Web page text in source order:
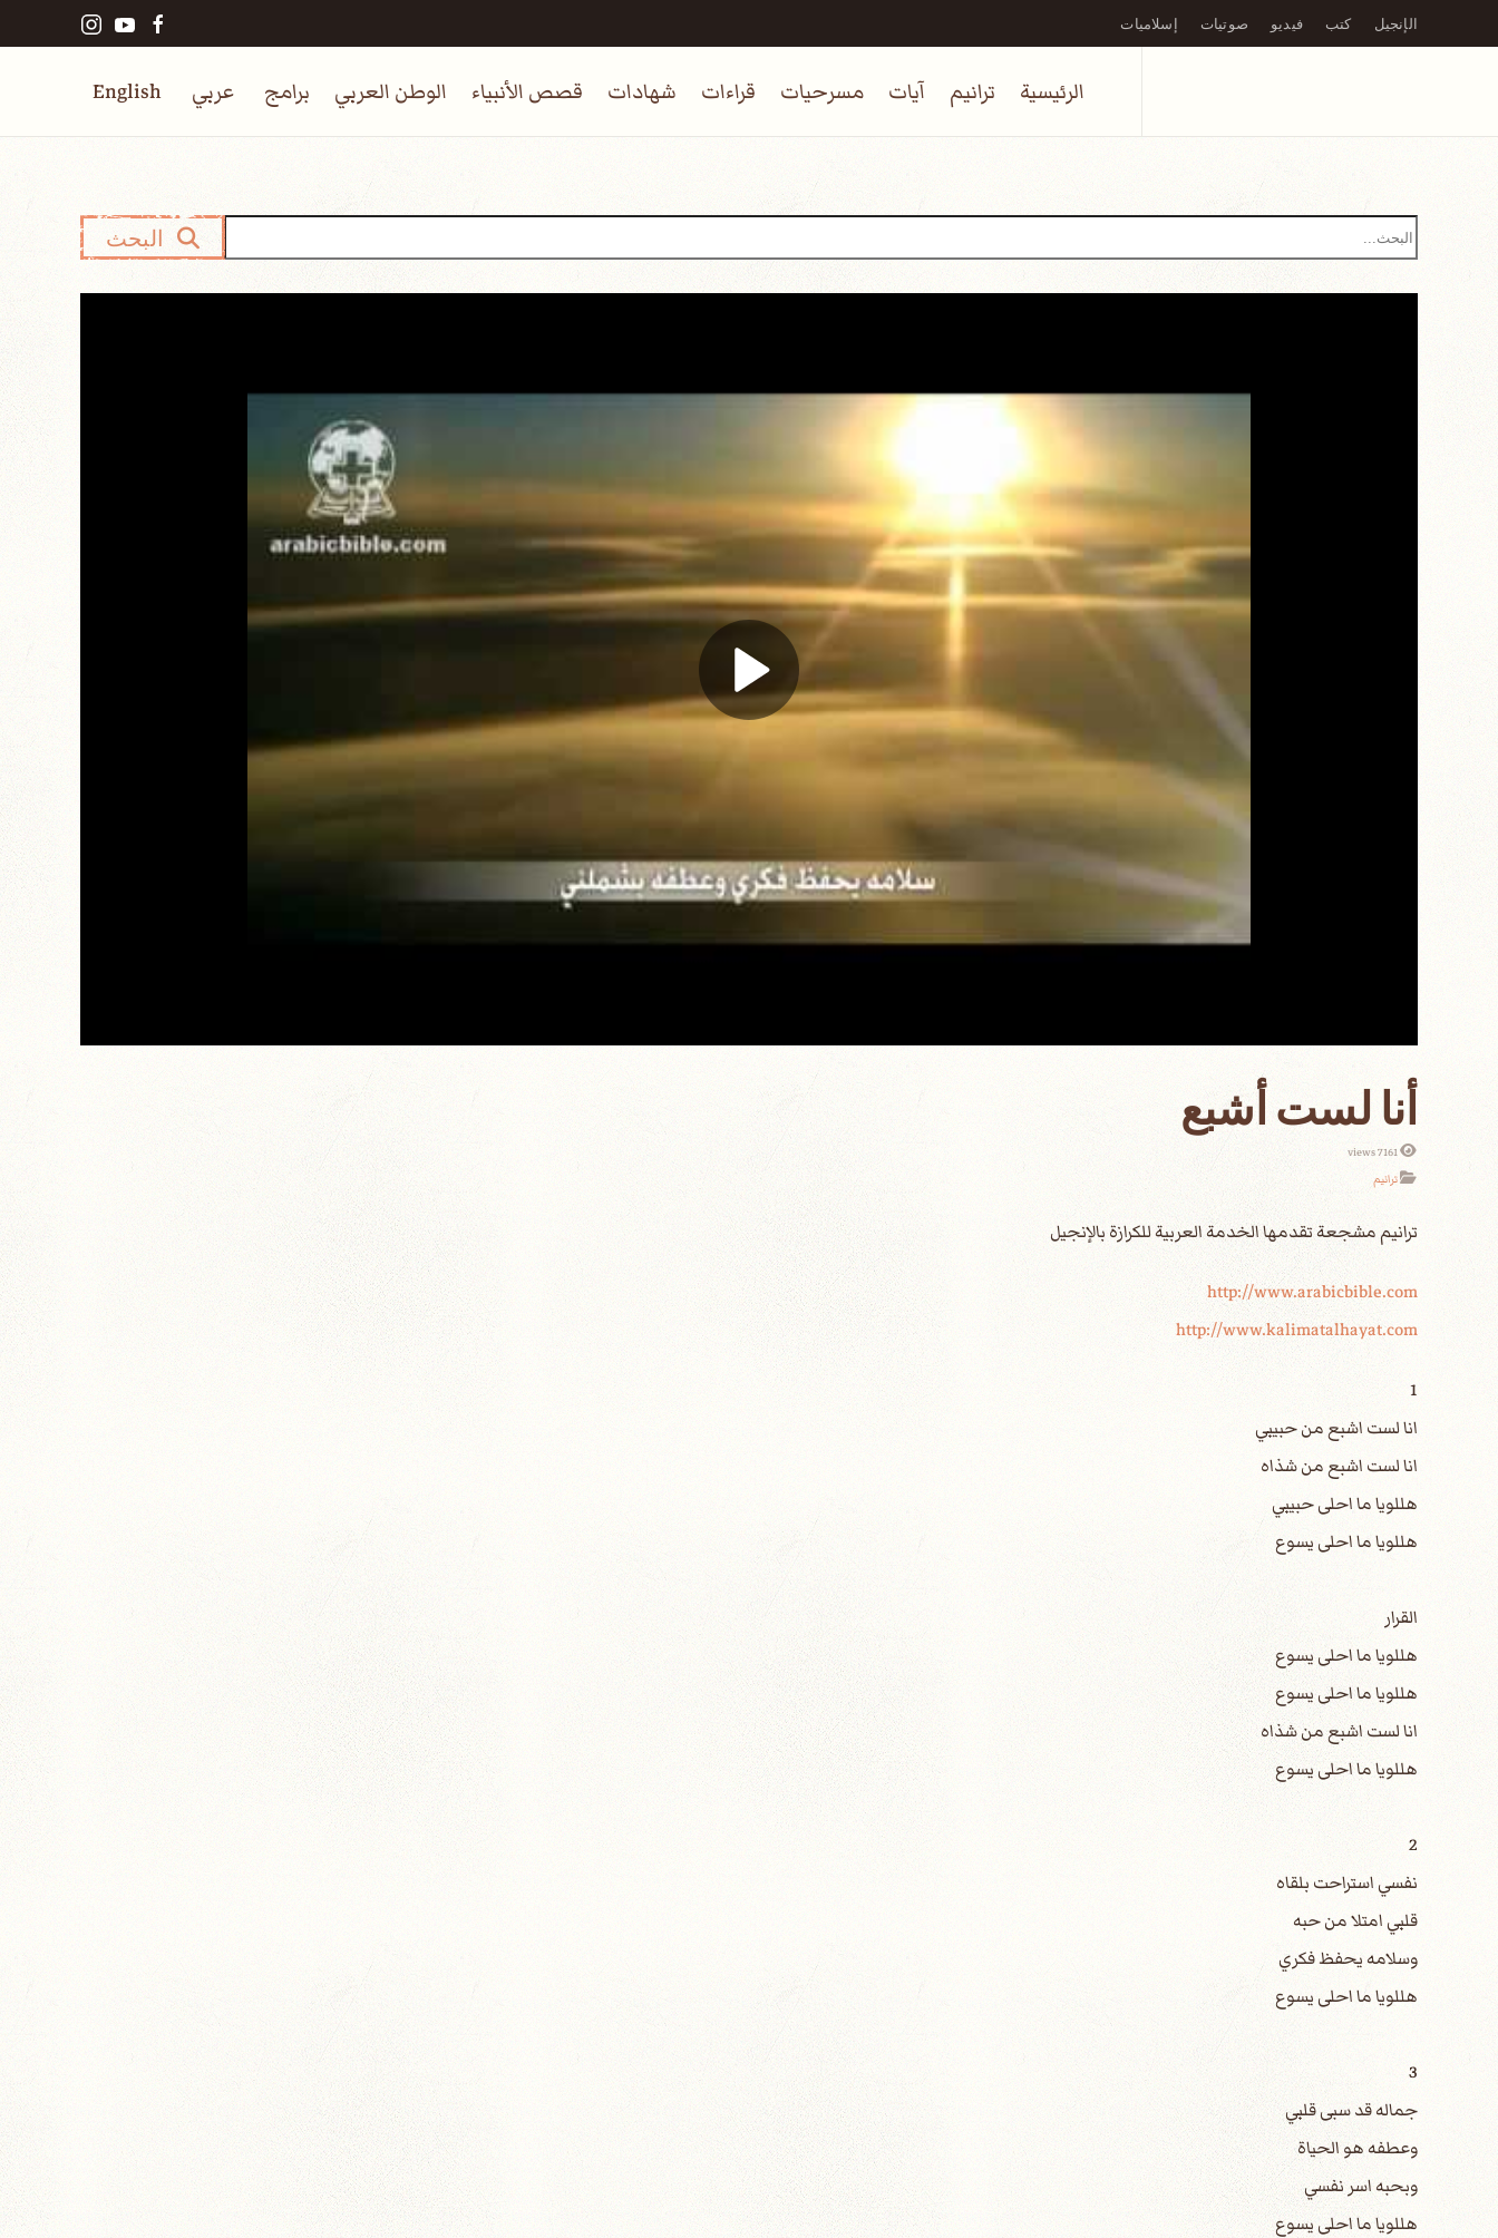
Skip to main content
الإنجيل كتب فيديو صوتيات إسلاميات
الرئيسية ترانيم آيات مسرحيات قراءات شهادات قصص الأنبياء الوطن العربي برامج عربي English
البحث
أنا لست أشبع
7161 views
ترانيم
http://www.arabicbible.com
http://www.kalimatalhayat.com
1
انا لست اشبع من حبيبي
انا لست اشبع من شذاه
هللويا ما احلى حبيبي
هللويا ما احلى يسوع
القرار
هللويا ما احلى يسوع
هللويا ما احلى يسوع
انا لست اشبع من شذاه
هللويا ما احلى يسوع
2
نفسي استراحت بلقاه
قلبي امتلا من حبه
وسلامه يحفظ فكري
هللويا ما احلى يسوع
3
جماله قد سبى قلبي
وعطفه هو الحياة
وبحبه اسر نفسي
هللويا ما احلى يسوع